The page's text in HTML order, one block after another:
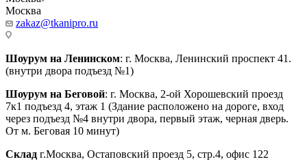
Москва
zakaz@tkanipro.ru
Шоурум на Ленинском: г. Москва, Ленинский проспект 41.
(внутри двора подъезд №1)
Шоурум на Беговой: г. Москва, 2-ой Хорошевский проезд
7к1 подъезд 4, этаж 1 (Здание расположено на дороге, вход
через подъезд №4 внутри двора, первый этаж, черная дверь.
От м. Беговая 10 минут)
Склад г.Москва, Остаповский проезд 5, стр.4, офис 122